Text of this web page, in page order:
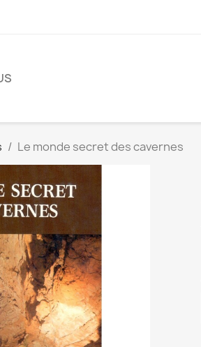
Le monde secret des cavernes